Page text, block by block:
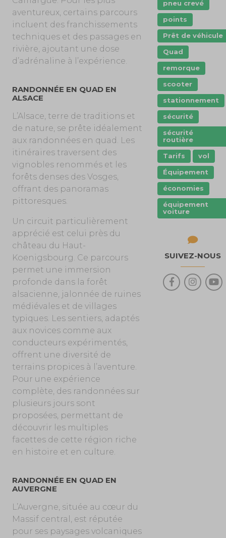
aventureux, certains parcours
incluent des franchissements
techniques et des passages en
rivière, ajoutant une dose
d’adrénaline à l’expérience.
RANDONNÉE EN QUAD EN
ALSACE
L’Alsace, terre de traditions et
de nature, se prête idéalement
aux randonnées en quad. Les
itinéraires traversent des
vignobles renommés et les
forêts denses des Vosges,
offrant des panoramas
pittoresques.
Un circuit particulièrement
apprécié est celui près du
château du Haut-
Koenigsbourg. Ce parcours
permet une immersion
profonde dans la forêt
alsacienne, jalonnée de ruines
médiévales et de villages
typiques. Les sentiers, adaptés
aux novices comme aux
conducteurs expérimentés,
offrent une diversité de
terrains propices à l’aventure.
Pour une expérience
complète, des randonnées sur
plusieurs jours sont
proposées, permettant de
découvrir les multiples
facettes de cette région riche
en histoire et en culture.
RANDONNÉE EN QUAD EN
AUVERGNE
L’Auvergne, située au cœur du
Massif central, est réputée
pour ses paysages volcaniques
pneu crevé
points
Prêt de véhicule
Quad
remorque
scooter
stationnement
sécurité
sécurité
routière
Tarifs
vol
Équipement
économies
équipement
voiture
SUIVEZ-NOUS